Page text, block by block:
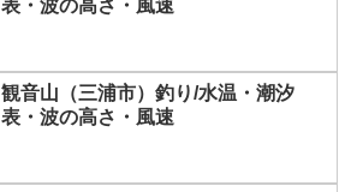
表・波の高さ・風速
観音山（三浦市）釣り/水温・潮汐
表・波の高さ・風速